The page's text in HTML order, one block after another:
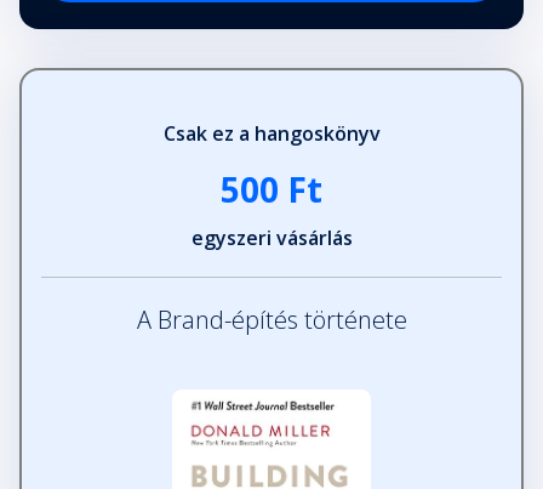
Csak ez a hangoskönyv
500 Ft
egyszeri vásárlás
A Brand-építés története